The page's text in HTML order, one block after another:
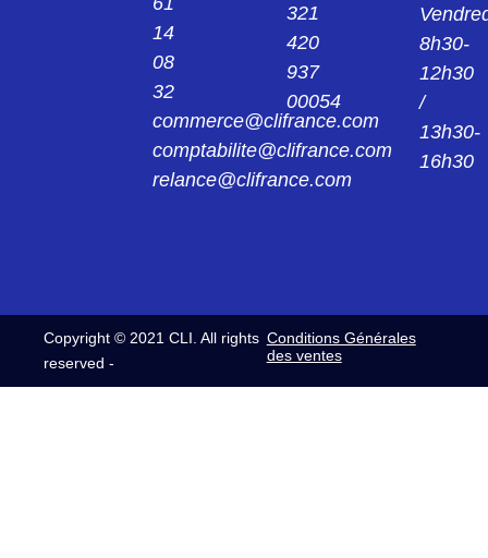
14
08
32
commerce@clifrance.com
comptabilite@clifrance.com
relance@clifrance.com
321
420
937
00054
8h30-
12h30
/
13h30-
16h30
Copyright © 2021 CLI. All rights
reserved -
Conditions Générales
des ventes